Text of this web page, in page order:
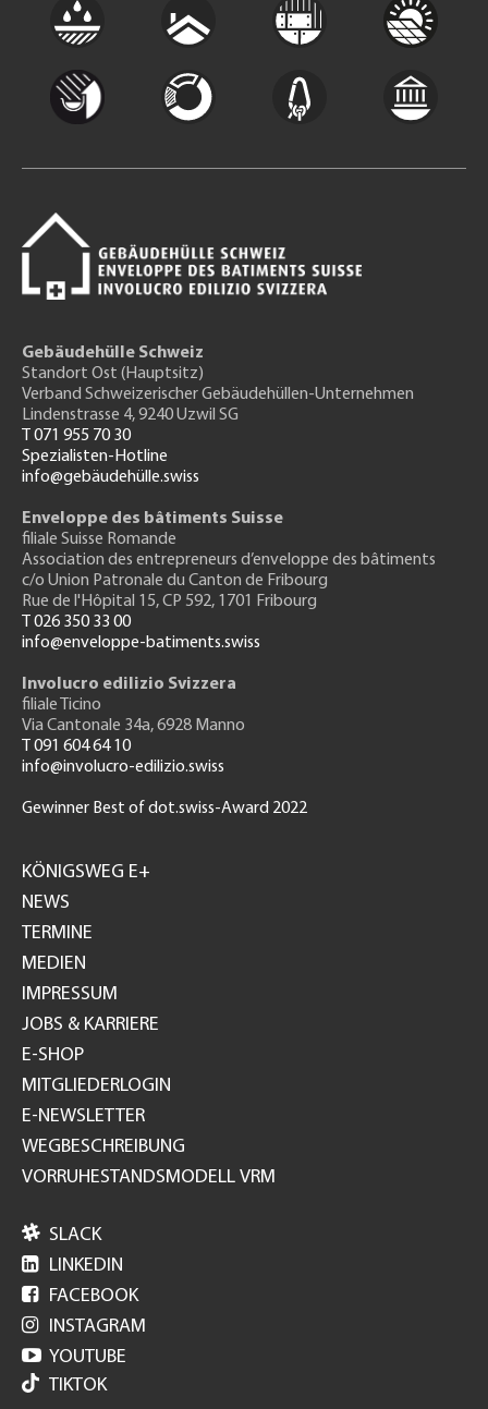
Gebäudehülle Schweiz
Standort Ost (Hauptsitz)
Verband Schweizerischer Gebäudehüllen-Unternehmen
Lindenstrasse 4, 9240 Uzwil SG
T 071 955 70 30
Spezialisten-Hotline
info@gebäudehülle.swiss
Enveloppe des bâtiments Suisse
filiale Suisse Romande
Association des entrepreneurs d’enveloppe des bâtiments
c/o Union Patronale du Canton de Fribourg
Rue de l'Hôpital 15, CP 592, 1701 Fribourg
T 026 350 33 00
info@enveloppe-batiments.swiss
Involucro edilizio Svizzera
filiale Ticino
Via Cantonale 34a, 6928 Manno
T 091 604 64 10
info@involucro-edilizio.swiss
Gewinner Best of dot.swiss-Award 2022
GH
KÖNIGSWEG E+
NEWS
TERMINE
MEDIEN
IMPRESSUM
JOBS & KARRIERE
E-SHOP
MITGLIEDERLOGIN
E-NEWSLETTER
WEGBESCHREIBUNG
VORRUHESTANDSMODELL VRM
 SLACK
 LINKEDIN
 FACEBOOK
 INSTAGRAM
 YOUTUBE
TIKTOK